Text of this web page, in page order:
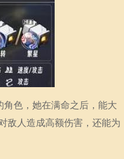
色，她在满命之后，能大
敌人造成高额伤害，还能为